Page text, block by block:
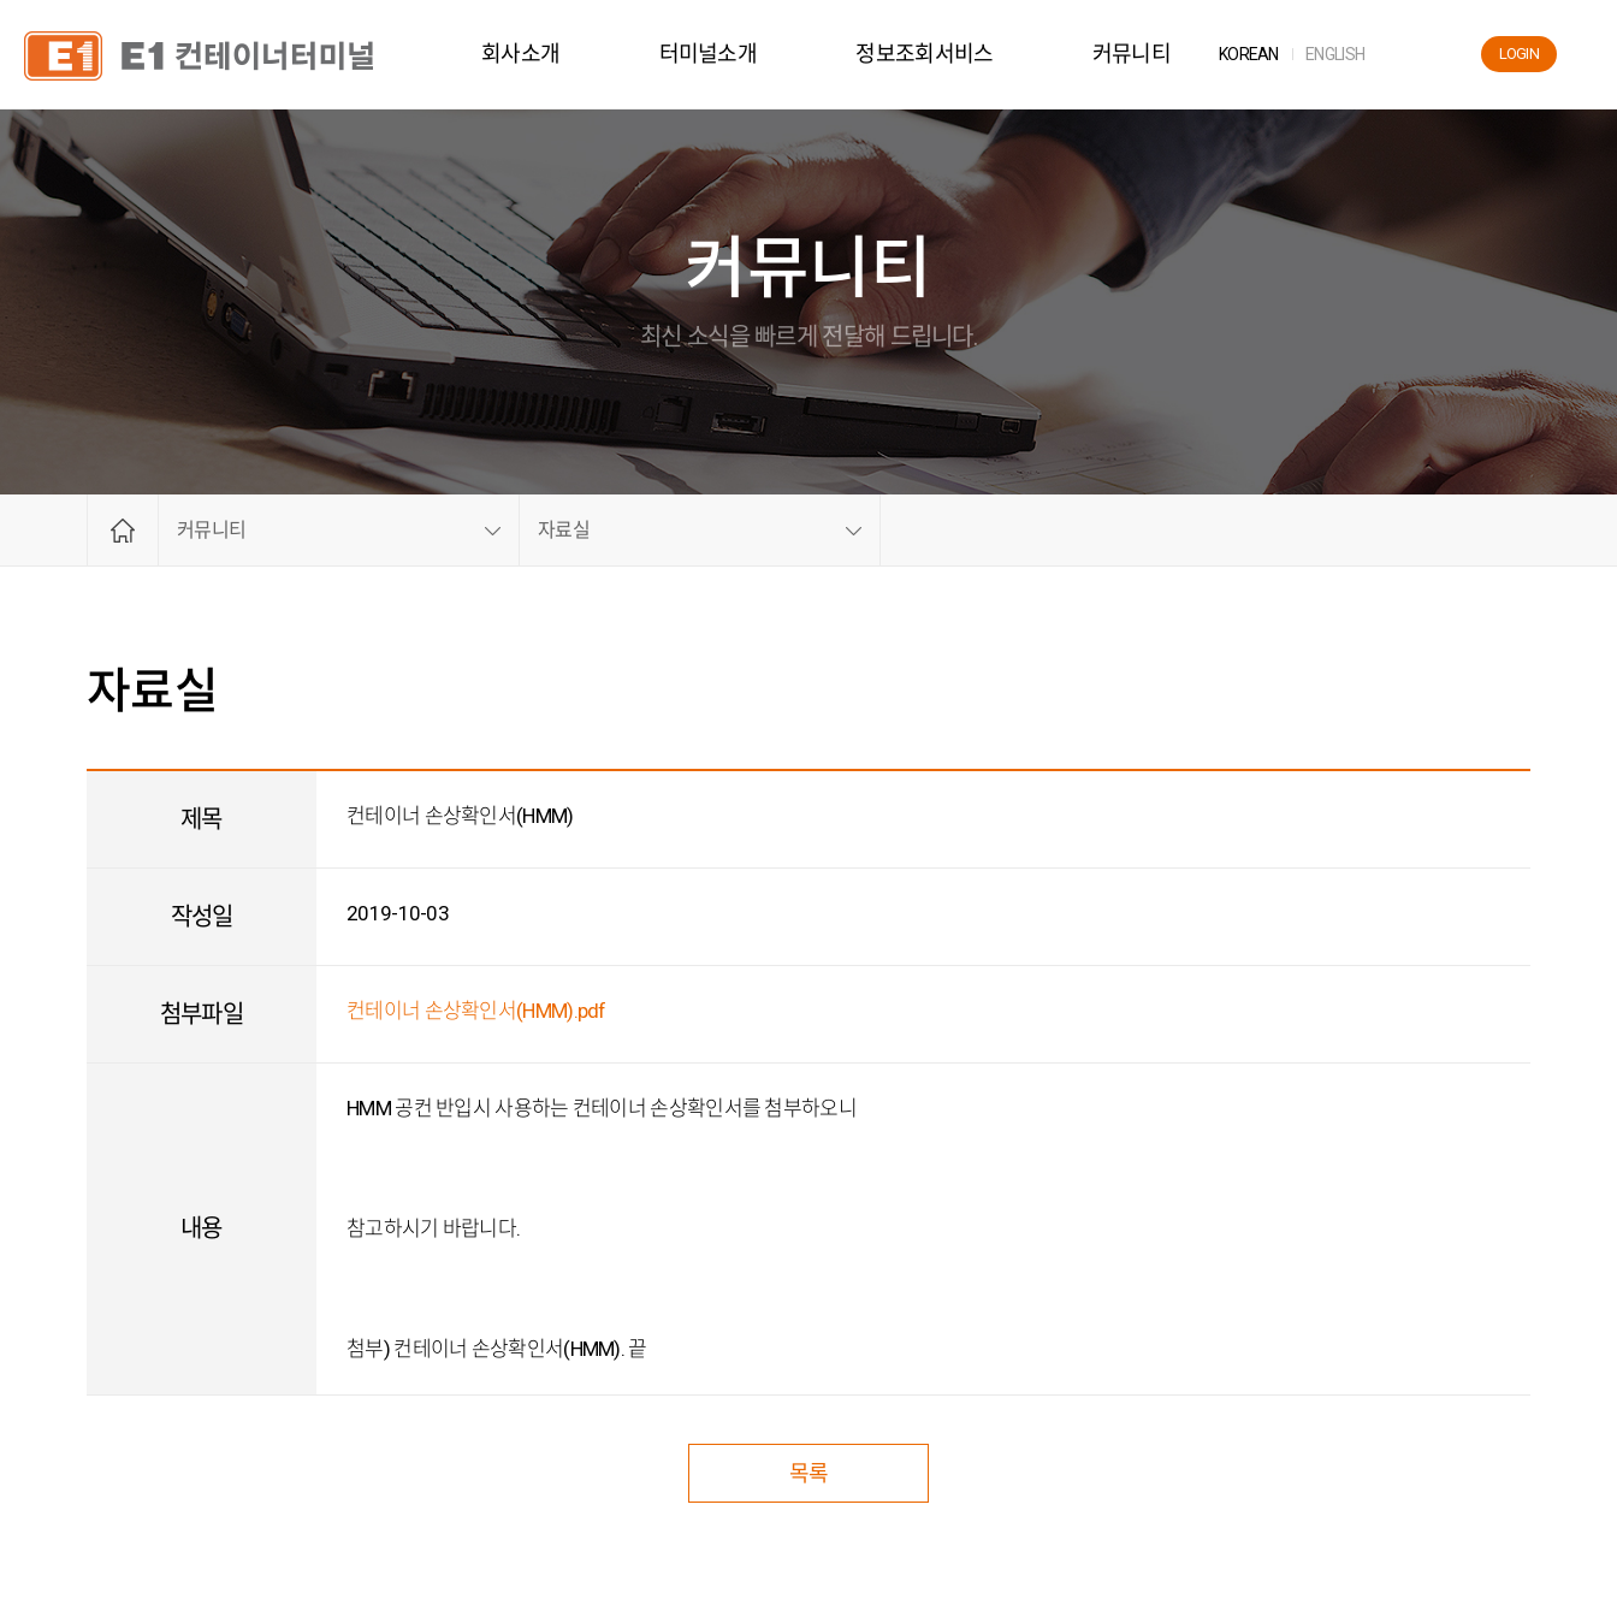
회사소개
연혁
조직 및 연락처
CI
공고
오시는길
채용정보
관련사이트
터미널소개
터미널시설
터미널장비
터미널특징
홍보동영상
온라인브로슈어
Gallery
정보조회서비스
터미널정보
컨테이너목록
컨테이너정보
On-Dock
세관업무
EDI
CFS
정산업무
인트라넷
커뮤니티
공지사항
자료실
FAQ
LOGIN
KOREAN ENGLISH
커뮤니티
최신 소식을 빠르게 전달해 드립니다.
커뮤니티 자료실
자료실
제목 컨테이너 손상확인서(HMM)
작성일 2019-10-03
첨부파일 컨테이너 손상확인서(HMM).pdf
내용
HMM 공컨 반입시 사용하는 컨테이너 손상확인서를 첨부하오니
참고하시기 바랍니다.
첨부) 컨테이너 손상확인서(HMM). 끝
목록